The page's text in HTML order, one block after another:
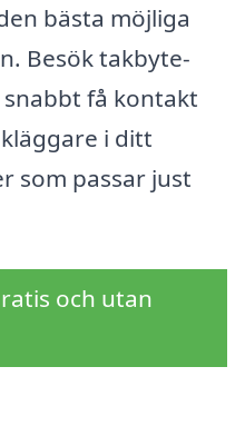
bästa möjliga
Besök takbyte-
få kontakt
i ditt
som passar just
och utan